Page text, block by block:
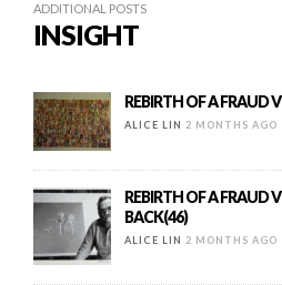
ADDITIONAL POSTS
INSIGHT
REBIRTH OF A FRAUD
ALICE LIN 2 MONTHS AGO
REBIRTH OF A FRAUD
BACK(46)
ALICE LIN 2 MONTHS AGO